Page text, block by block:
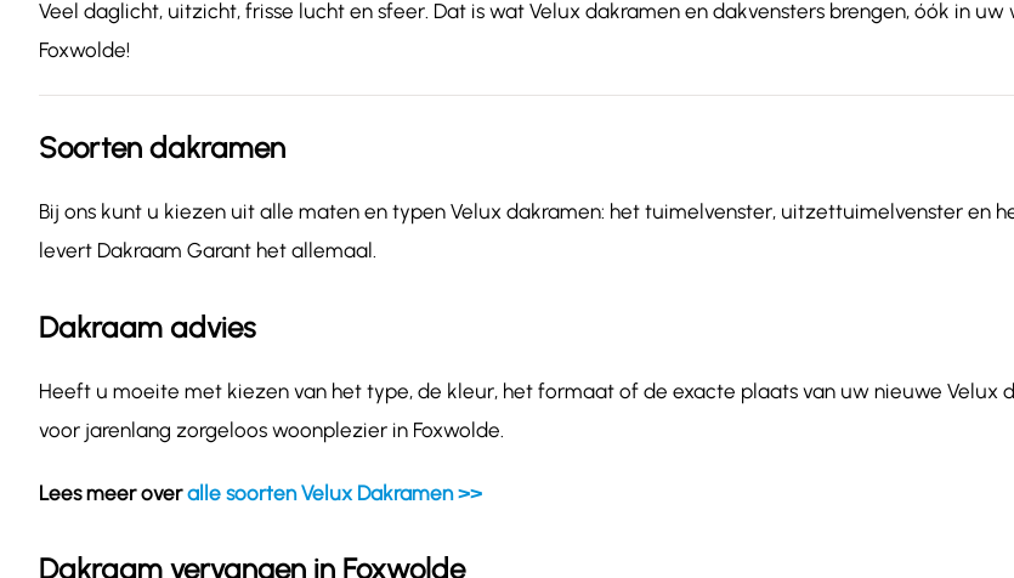
Veel daglicht, uitzicht, frisse lucht en sfeer. Dat is wat Velux dakramen en dakvensters brengen, óók in
Foxwolde!
Soorten dakramen
Bij ons kunt u kiezen uit alle maten en typen Velux dakramen: het tuimelvenster, uitzettuimelvenster en
levert Dakraam Garant het allemaal.
Dakraam advies
Heeft u moeite met kiezen van het type, de kleur, het formaat of de exacte plaats van uw nieuwe Velux
voor jarenlang zorgeloos woonplezier in Foxwolde.
Lees meer overalle soorten Velux Dakramen >>
Dakraam vervangen in Foxwolde